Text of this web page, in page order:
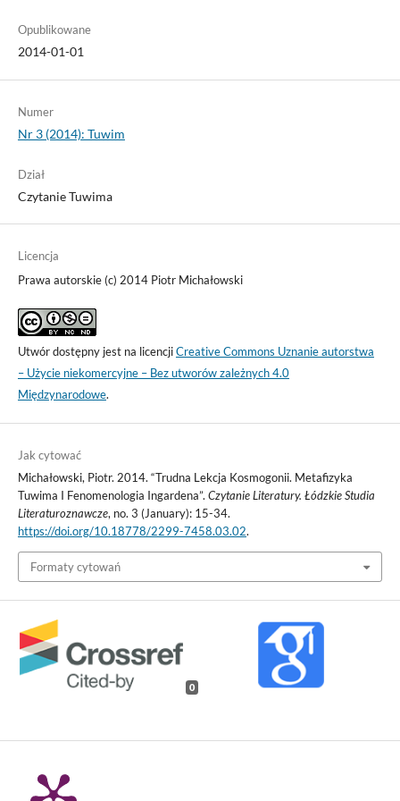
Opublikowane
2014-01-01
Numer
Nr 3 (2014): Tuwim
Dział
Czytanie Tuwima
Licencja
Prawa autorskie (c) 2014 Piotr Michałowski
Utwór dostępny jest na licencjiCreative Commons Uznanie autorstwa
– Użycie niekomercyjne – Bez utworów zależnych 4.0
Międzynarodowe.
Jak cytować
Michałowski, Piotr. 2014. “Trudna Lekcja Kosmogonii. Metafizyka
Tuwima I Fenomenologia Ingardena”. Czytanie Literatury. Łódzkie Studia
Literaturoznawcze, no. 3 (January): 15-34.
https://doi.org/10.18778/2299-7458.03.02.
Formaty cytowań
0